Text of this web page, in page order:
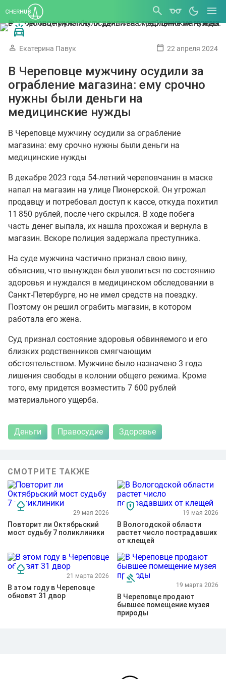
Екатерина Павук 22 апреля 2024
В Череповце мужчину осудили за
ограбление магазина: ему срочно
нужны были деньги на
медицинские нужды
В Череповце мужчину осудили за ограбление
магазина: ему срочно нужны были деньги на
медицинские нужды
В декабре 2023 года 54-летний череповчанин в маске
напал на магазин на улице Пионерской. Он угрожал
продавцу и потребовал доступ к кассе, откуда похитил
11 850 рублей, после чего скрылся. В ходе побега
часть денег выпала, их нашла прохожая и вернула в
магазин. Вскоре полиция задержала преступника.
На суде мужчина частично признал свою вину,
объяснив, что вынужден был уволиться по состоянию
здоровья и нуждался в медицинском обследовании в
Санкт-Петербурге, но не имел средств на поездку.
Поэтому он решил ограбить магазин, в котором
работала его жена.
Суд признал состояние здоровья обвиняемого и его
близких родственников смягчающим
обстоятельством. Мужчине было назначено 3 года
лишения свободы в колонии общего режима. Кроме
того, ему придется возместить 7 600 рублей
материального ущерба.
Деньги Правосудие Здоровье
СМОТРИТЕ ТАКЖЕ
29 мая 2026
Повторит ли Октябрьский
мост судьбу 7 поликлиники
19 мая 2026
В Вологодской области
растет число пострадавших
от клещей
21 марта 2026
В этом году в Череповце
обновят 31 двор
19 марта 2026
В Череповце продают
бывшее помещение музея
природы